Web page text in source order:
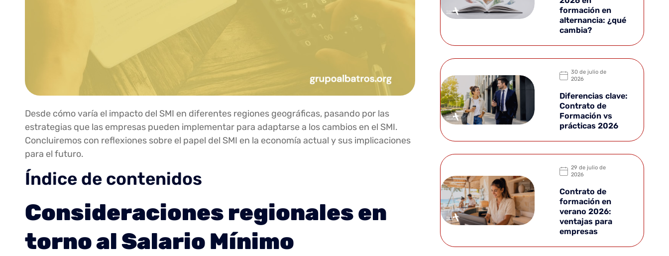
Desde cómo varía el impacto del SMI en diferentes regiones geográficas, pasando por las
estrategias que las empresas pueden implementar para adaptarse a los cambios en el SMI.
Concluiremos con reflexiones sobre el papel del SMI en la economía actual y sus implicaciones
para el futuro.
Índice de contenidos
Consideraciones regionales en
torno al Salario Mínimo
formación en
alternancia: ¿qué
cambia?
30 de julio de
2026
Diferencias clave:
Contrato de
Formación vs
prácticas 2026
29 de julio de
2026
Contrato de
formación en
verano 2026:
ventajas para
empresas